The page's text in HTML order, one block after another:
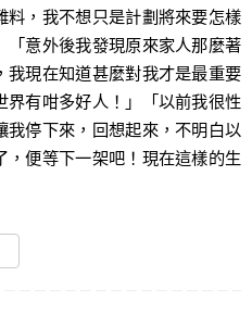
，我不想只是計劃將來要怎樣
意外後我發現原來家人那麼著
我現在知道甚麼對我才是最重要
界有咁多好人！」「以前我很性
停下來，回想起來，不明白以
便等下一架吧！現在這樣的生